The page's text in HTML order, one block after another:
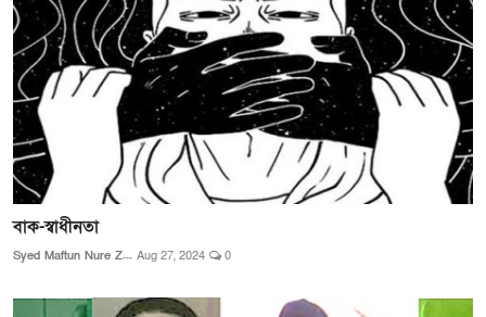
বাক-স্বাধীনতা
Syed Maftun Nure Z... Aug 27, 2024 0